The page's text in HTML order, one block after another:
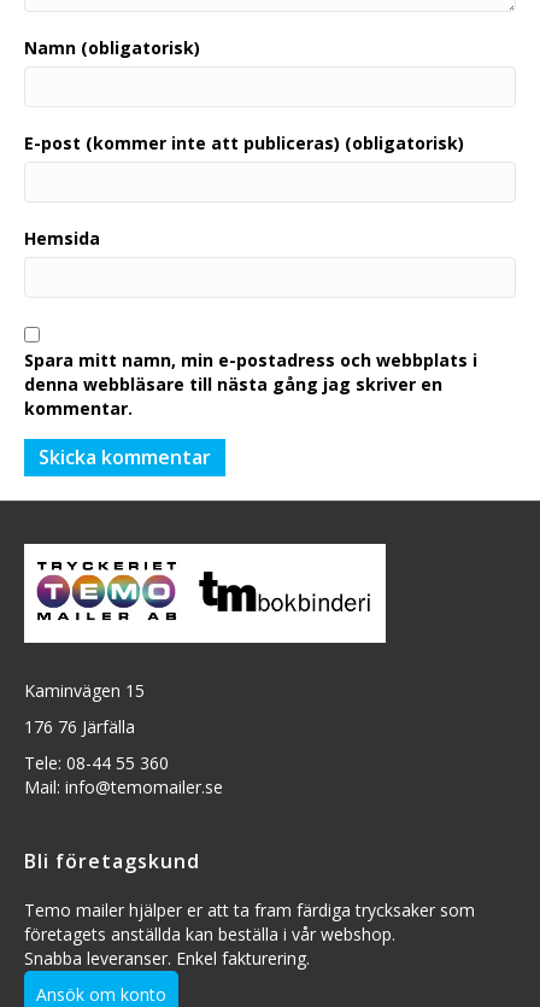
Namn (obligatorisk)
E-post (kommer inte att publiceras) (obligatorisk)
Hemsida
Spara mitt namn, min e-postadress och webbplats i
denna webbläsare till nästa gång jag skriver en
kommentar.
Kaminvägen 15
176 76 Järfälla
Tele: 08-44 55 360
Mail: info@temomailer.se
Bli företagskund
Temo mailer hjälper er att ta fram färdiga trycksaker som
företagets anställda kan beställa i vår webshop.
Snabba leveranser. Enkel fakturering.
Ansök om konto